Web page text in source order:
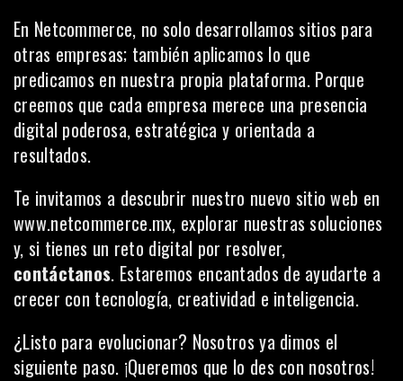
En Netcommerce, no solo desarrollamos sitios para
otras empresas; también aplicamos lo que
predicamos en nuestra propia plataforma. Porque
creemos que cada empresa merece una presencia
digital poderosa, estratégica y orientada a
resultados.
Te invitamos a descubrir nuestro nuevo sitio web en
www.netcommerce.mx, explorar nuestras soluciones
y, si tienes un reto digital por resolver,
contáctanos. Estaremos encantados de ayudarte a
crecer con tecnología, creatividad e inteligencia.
¿Listo para evolucionar? Nosotros ya dimos el
siguiente paso. ¡Queremos que lo des con nosotros!